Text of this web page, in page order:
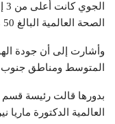
الصحة العالمية البالغ 50 ميكرو غراماً لكل متر مربع.
وأشارت إلى أن جودة
المتوسط ومناطق جنوب
بدورها قالت رئيسة قسم
العالمية الدكتورة ماريا